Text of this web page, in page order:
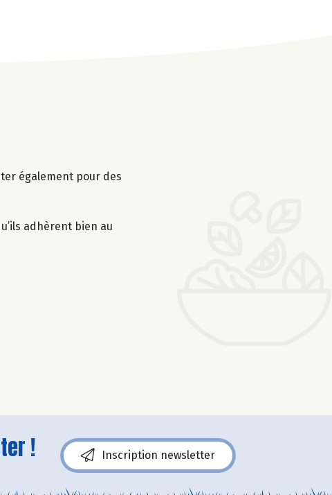
également pour des
adhèrent bien au
! Inscription newsletter